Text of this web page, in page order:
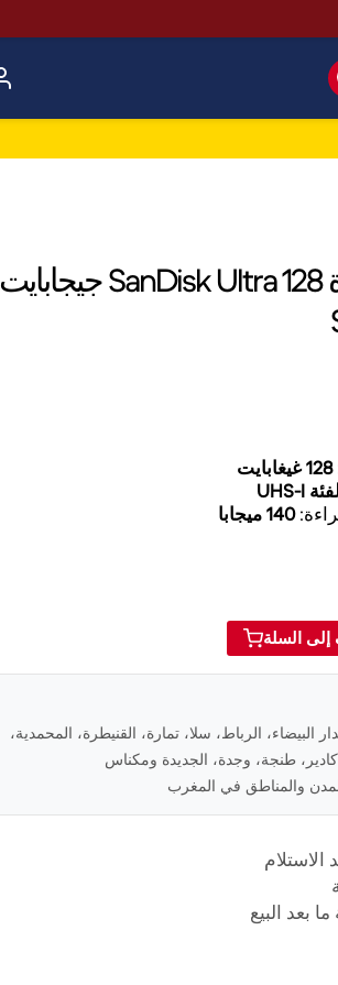
بطاقة الذاكرة SanDisk Ultra 128 جيجابايت
128 غيغابايت
140 ميجابا
السلة
البيضاء، الرباط، سلا، تمارة، القنيطرة، المحمدية،
طنجة، وجدة، الجديدة ومكناس
الاستلام
بعد البيع